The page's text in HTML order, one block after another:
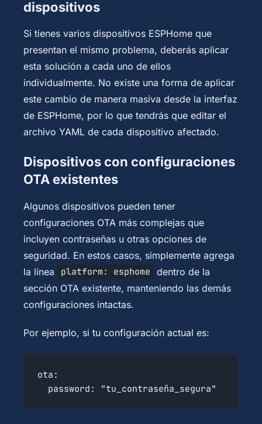
dispositivos
Si tienes varios dispositivos ESPHome que
presentan el mismo problema, deberás aplicar
esta solución a cada uno de ellos
individualmente. No existe una forma de aplicar
este cambio de manera masiva desde la interfaz
de ESPHome, por lo que tendrás que editar el
archivo YAML de cada dispositivo afectado.
Dispositivos con configuraciones
OTA existentes
Algunos dispositivos pueden tener
configuraciones OTA más complejas que
incluyen contraseñas u otras opciones de
seguridad. En estos casos, simplemente agrega
la línea
platform: esphome dentro de la
sección OTA existente, manteniendo las demás
configuraciones intactas.
Por ejemplo, si tu configuración actual es:
ota:
  password: "tu_contraseña_segura"